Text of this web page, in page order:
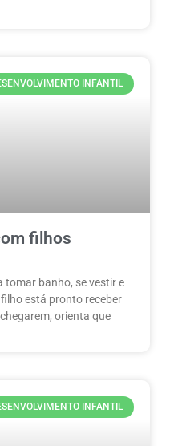
INFANTIL
filhos
tomar banho, se vestir e
está pronto receber
orienta que
INFANTIL